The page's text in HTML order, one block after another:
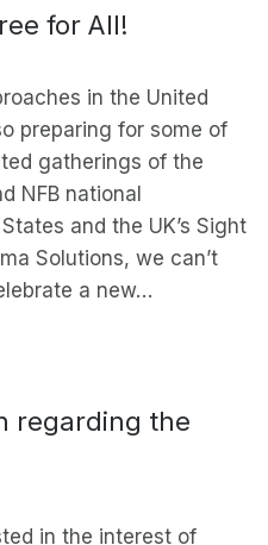
for All!
in the United
preparing for some of
gatherings of the
NFB national
and the UK’s Sight
Solutions, we can’t
a new…
regarding the
in the interest of